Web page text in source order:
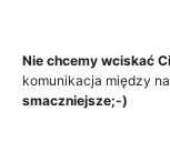
Nie chcemy wciskać
komunikacja między
smaczniejsze;-)